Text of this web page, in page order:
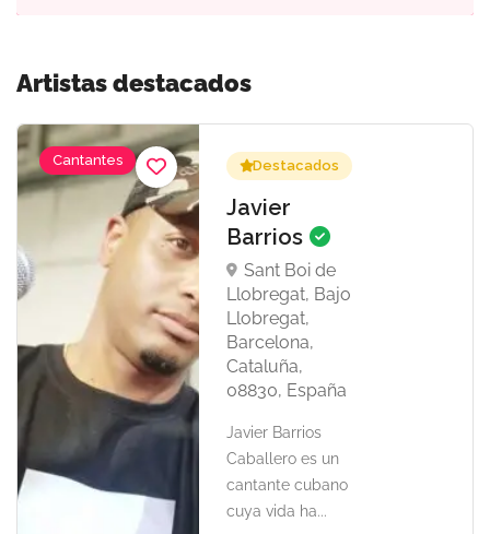
Artistas destacados
Cantantes Destacados
Javier
Barrios
Sant Boi de
Llobregat, Bajo
Llobregat,
Barcelona,
Cataluña,
08830, España
Javier Barrios
Caballero es un
cantante cubano
cuya vida ha...